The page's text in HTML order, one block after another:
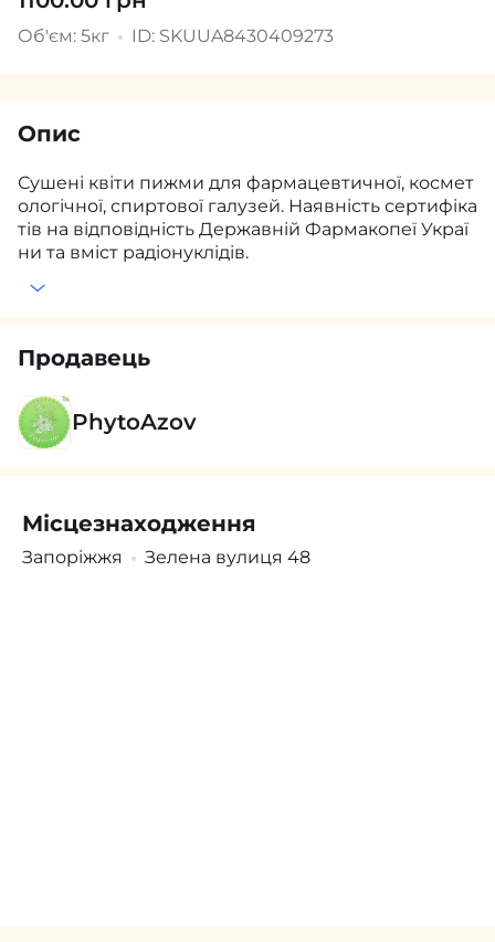
Об'єм: 5кг ID: SKUUA8430409273
Опис
Сушені квіти пижми для фармацевтичної, космет
ологічної, спиртової галузей. Наявність сертифіка
тів на відповідність Державній Фармакопеї Украї
ни та вміст радіонуклідів.
Продавець
Поскаржитись Зареєструватися
PhytoAzov
Місцезнаходження
Запоріжжя Зелена вулиця 48